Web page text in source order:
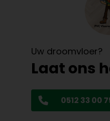
Uw droomvloer?
Laat ons
0512 33 00